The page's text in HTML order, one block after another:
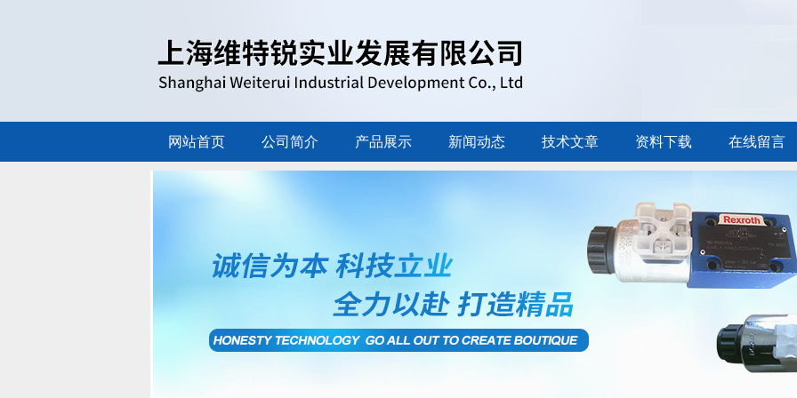
网站首页 公司简介 产品展示 新闻动态 技术文章 资料下载 在线留言